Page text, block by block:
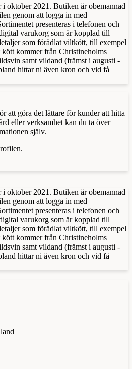
oktober 2021. Butiken är obemannad
genom att logga in med
presenteras i telefonen och
varukorg som är kopplad till
som förädlat viltkött, till exempel
kommer från Christineholms
samt vildand (främst i augusti -
hittar ni även kron och vid få
att göra det lättare för kunder att hitta
eller verksamhet kan du ta över
själv.
oktober 2021. Butiken är obemannad
genom att logga in med
presenteras i telefonen och
varukorg som är kopplad till
som förädlat viltkött, till exempel
kommer från Christineholms
samt vildand (främst i augusti -
hittar ni även kron och vid få